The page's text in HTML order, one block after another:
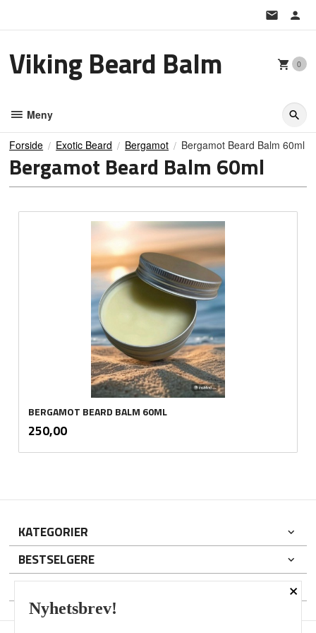
Viking Beard Balm 0
Meny
Forside Exotic Beard Bergamot Bergamot Beard Balm 60ml
Bergamot Beard Balm 60ml
BERGAMOT BEARD BALM 60ML
Pris
250,00mva.
KATEGORIER
BESTSELGERE
DIN KONTO
×
Nyhetsbrev!